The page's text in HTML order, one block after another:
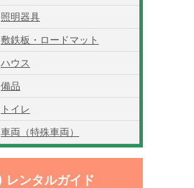
照明器具
敷鉄板・ロードマット
ハウス
備品
トイレ
車両（特殊車両）
レンタルガイド